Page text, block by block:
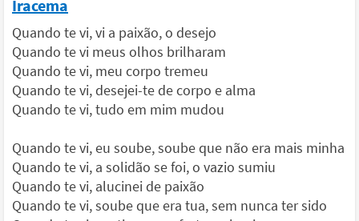
Iracema
Quando te vi, vi a paixão, o desejo
Quando te vi meus olhos brilharam
Quando te vi, meu corpo tremeu
Quando te vi, desejei-te de corpo e alma
Quando te vi, tudo em mim mudou
Quando te vi, eu soube, soube que não era mais minha
Quando te vi, a solidão se foi, o vazio sumiu
Quando te vi, alucinei de paixão
Quando te vi, soube que era tua, sem nunca ter sido